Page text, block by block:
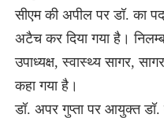
सीएम की अपील पर डॉ. का पद
अटैच कर दिया गया है।
उपाध्यक्ष, स्वास्थ्य सागर,
कहा गया है।
डॉ. अपर गुप्ता पर आयुक्त डॉ.